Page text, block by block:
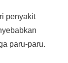
penyakit
paru-paru.